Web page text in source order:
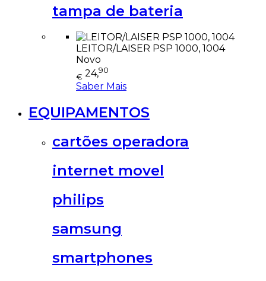
tampa de bateria
LEITOR/LAISER PSP 1000, 1004
Novo
€ 24,90
Saber Mais
EQUIPAMENTOS
cartões operadora
internet movel
philips
samsung
smartphones